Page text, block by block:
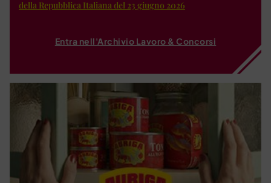
della Repubblica Italiana del 23 giugno 2026
Entra nell'Archivio Lavoro & Concorsi